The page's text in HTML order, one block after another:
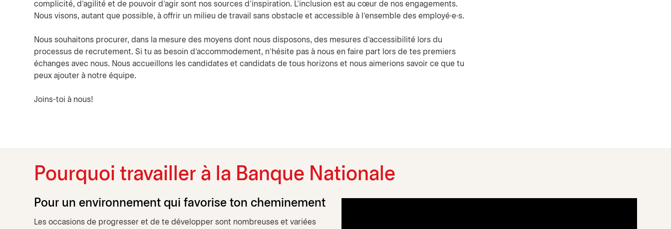
complicité, d’agilité et de pouvoir d’agir sont nos sources d’inspiration. L’inclusion est au cœur de nos engagements.
Nous visons, autant que possible, à offrir un milieu de travail sans obstacle et accessible à l’ensemble des employé·e·s.
Nous souhaitons procurer, dans la mesure des moyens dont nous disposons, des mesures d’accessibilité lors du
processus de recrutement. Si tu as besoin d'accommodement, n’hésite pas à nous en faire part lors de tes premiers
échanges avec nous. Nous accueillons les candidates et candidats de tous horizons et nous aimerions savoir ce que tu
peux ajouter à notre équipe.
Joins-toi à nous!
Pourquoi travailler à la Banque Nationale
Pour un environnement qui favorise ton cheminement
Les occasions de progresser et de te développer sont nombreuses et variées